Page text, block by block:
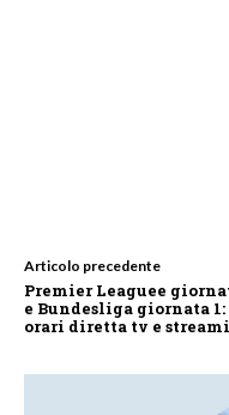
Articolo precedente
Premier Leaguee
e Bundesliga giornata 1:
orari diretta tv e